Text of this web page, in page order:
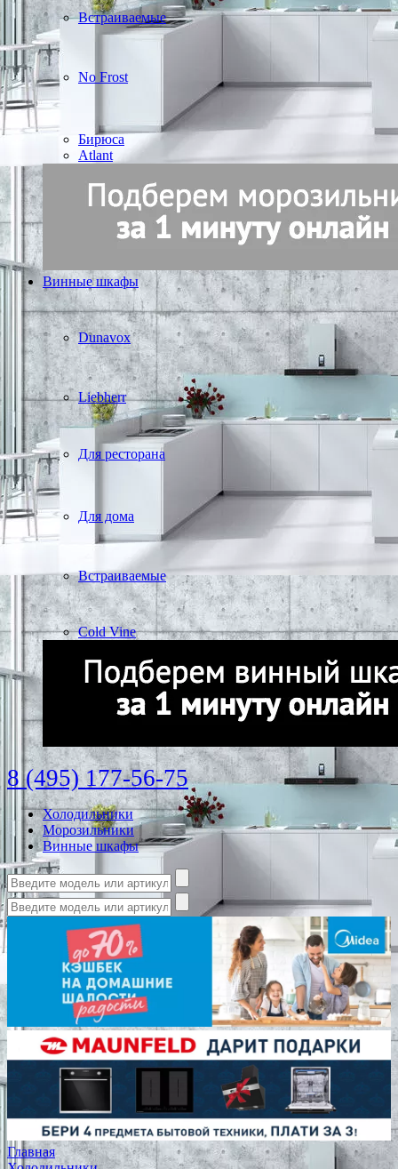
Встраиваемые
No Frost
Бирюса
Atlant
Винные шкафы
Dunavox
Liebherr
Для ресторана
Для дома
Встраиваемые
Cold Vine
8 (495) 177-56-75
Холодильники
Морозильники
Винные шкафы
Главная